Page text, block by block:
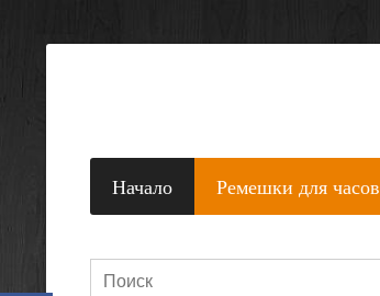
Начало Ремешки для часов